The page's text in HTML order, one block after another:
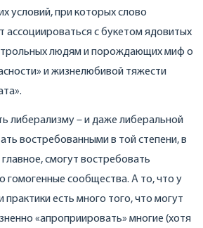
условий, при которых слово
ассоциироваться с букетом ядовитых
людям и порождающих миф о
и жизнелюбивой тяжести
либерализму – и даже либеральной
востребованными в той степени, в
смогут востребовать
гомогенные сообщества. А то, что у
есть много того, что могут
«апроприировать» многие (хотя